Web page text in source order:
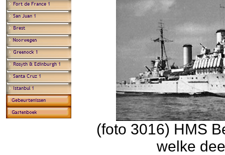
(foto 3016) HMS
welke